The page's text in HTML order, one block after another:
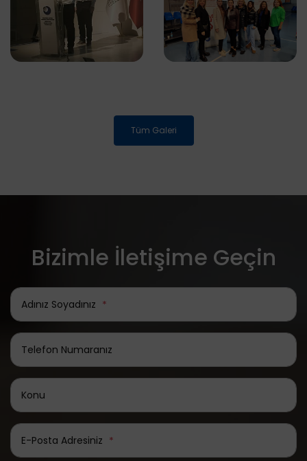
Tüm Galeri
Bizimle İletişime Geçin
Adınız Soyadınız *
Telefon Numaranız
Konu
E-Posta Adresiniz *